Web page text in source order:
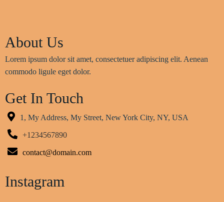
About Us
Lorem ipsum dolor sit amet, consectetuer adipiscing elit. Aenean
commodo ligule eget dolor.
Get In Touch
1, My Address, My Street, New York City, NY, USA
+1234567890
contact@domain.com
Instagram